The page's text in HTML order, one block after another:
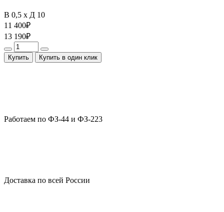
В 0,5 x Д 10
11 400₽
13 190₽
Купить Купить в один клик
Работаем по ФЗ-44 и ФЗ-223
Доставка по всей России